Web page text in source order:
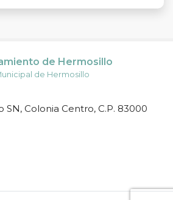
de Hermosillo
de Hermosillo
SN, Colonia Centro, C.P. 83000